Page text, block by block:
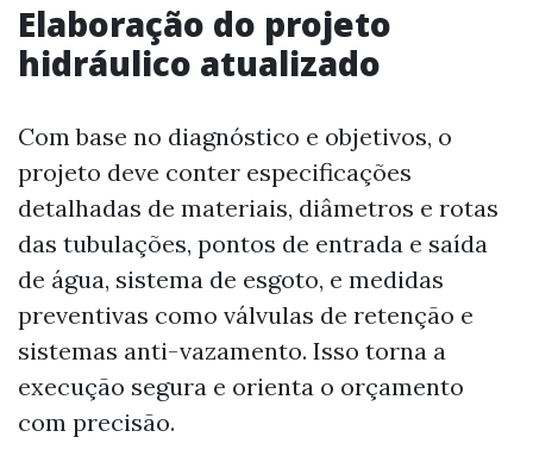
Elaboração do projeto
hidráulico atualizado
Com base no diagnóstico e objetivos, o
projeto deve conter especificações
detalhadas de materiais, diâmetros e rotas
das tubulações, pontos de entrada e saída
de água, sistema de esgoto, e medidas
preventivas como válvulas de retenção e
sistemas anti-vazamento. Isso torna a
execução segura e orienta o orçamento
com precisão.